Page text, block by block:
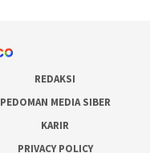
REDAKSI
PEDOMAN MEDIA SIBER
KARIR
PRIVACY POLICY